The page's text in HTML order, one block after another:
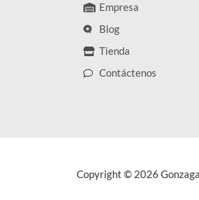
Empresa
Blog
Tienda
Contáctenos
Copyright © 2026